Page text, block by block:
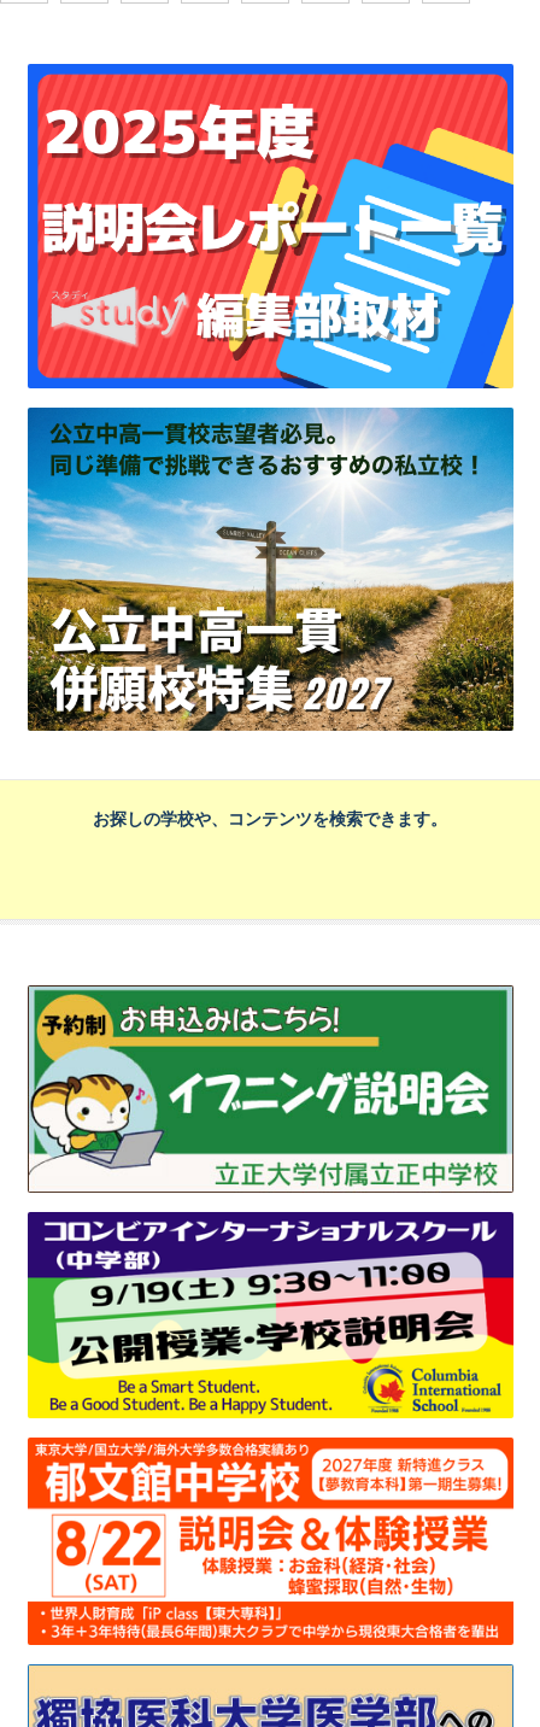
お探しの学校や、コンテンツを検索できます。